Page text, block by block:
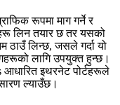
रूपमा माग गर्ने र
लिन तयार छ तर यसको
ठाउँ लिन्छ, जसले गर्दा यो
लागि उपयुक्त हुन्छ।
आधारित इथरनेट पोर्टहरूले
ल्याउँछ।